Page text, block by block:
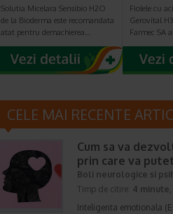
Solutia Micelara Sensibio H2O
de la Bioderma este recomandata
atat pentru demachierea…
Fiolele cu
Gerovital
Farmec SA
CELE MAI RECENTE
Cum sa va
prin care va
Boli neurologice si
Timp de citire: 4
Inteligenta emotionala